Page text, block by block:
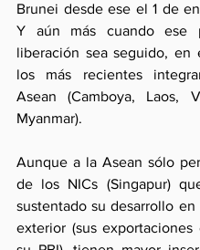
Brunei desde ese el 1 de
Y aún más cuando ese
liberación sea seguido, en
los más recientes
Asean (Camboya, Laos,
Myanmar).
Aunque a la Asean sólo
de los NICs (Singapur)
sustentado su desarrollo
exterior (sus exportaciones